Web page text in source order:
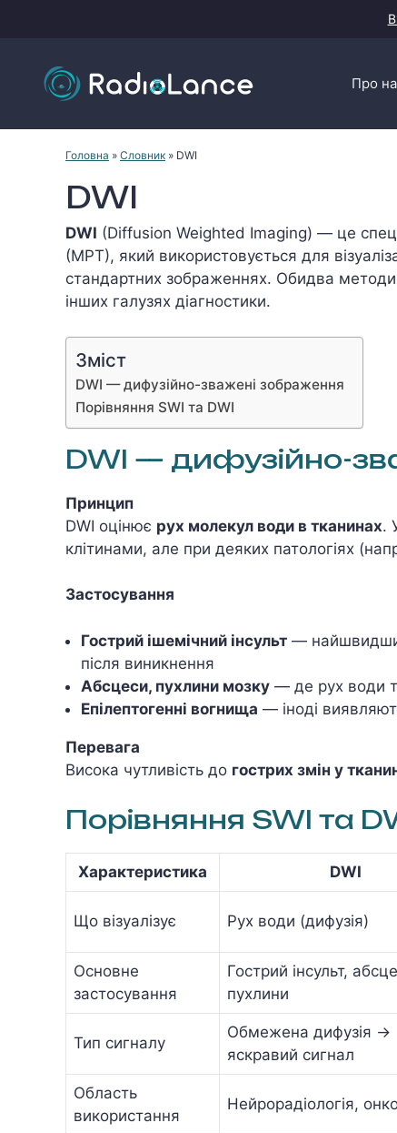
Про
Головна » Словник » DWI
DWI
DWI (Diffusion Weighted Imaging) — це
(МРТ), який використовується для
стандартних зображеннях. Обидва
інших галузях діагностики.
Зміст
DWI — дифузійно-зважені зображення
Порівняння SWI та DWI
DWI — дифузійно-
Принцип
DWI оцінює рух молекул води в тканинах.
клітинами, але при деяких патологіях
Застосування
Гострий ішемічний інсульт —
після виникнення
Абсцеси, пухлини мозку — де рух води
Епілептогенні вогнища — іноді
Перевага
Висока чутливість до гострих змін у
Порівняння SWI та
Характеристика DWI
Що візуалізує Рух води (дифузія)
Основне
застосування
Гострий інсульт,
пухлини
Тип сигналу
Обмежена дифузія →
яскравий сигнал
Область
використання
Нейрорадіологія,